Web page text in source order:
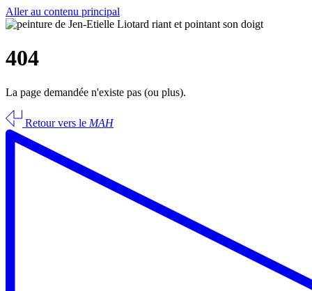
Aller au contenu principal
404
La page demandée n'existe pas (ou plus).
Retour vers le MAH